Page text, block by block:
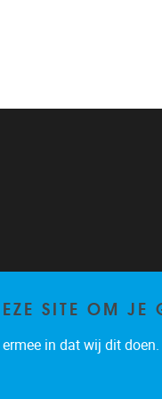
SITE OM JE
in dat wij dit doen.